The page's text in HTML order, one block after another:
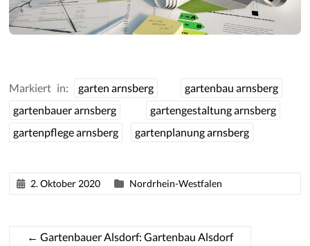
Markiert in: garten arnsberg
gartenbau arnsberg
gartenbauer arnsberg
gartengestaltung arnsberg
gartenpflege arnsberg
gartenplanung arnsberg
2. Oktober 2020 Nordrhein-Westfalen
← Gartenbauer Alsdorf: Gartenbau Alsdorf